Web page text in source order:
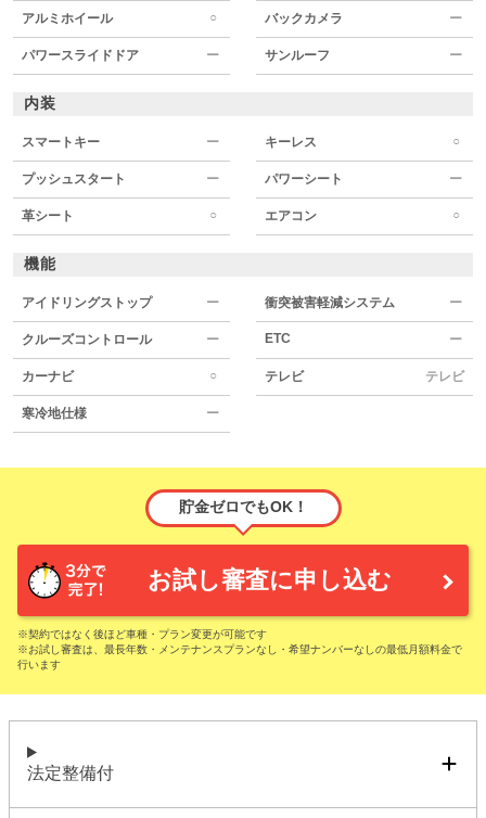
アルミホイール ○ バックカメラ ー
パワースライドドア ー サンルーフ ー
内装
スマートキー ー キーレス ○
プッシュスタート ー パワーシート ー
革シート ○ エアコン ○
機能
アイドリングストップ ー 衝突被害軽減システム ー
クルーズコントロール ー ETC ー
カーナビ ○ テレビ テレビ
寒冷地仕様 ー
貯金ゼロでもOK！
お試し審査に申し込む
※契約ではなく後ほど車種・プラン変更が可能です
※お試し審査は、最長年数・メンテナンスプランなし・希望ナンバーなしの最低月額料金で
行います
法定整備付